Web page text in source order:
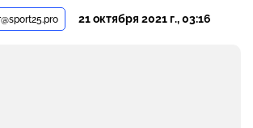
21 октября 2021 г., 03:16